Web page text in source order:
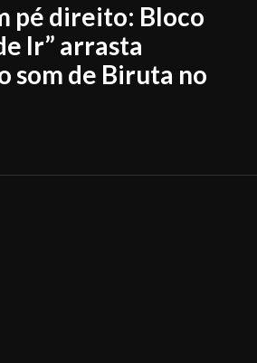
pé direito: Bloco
Ir” arrasta
som de Biruta no